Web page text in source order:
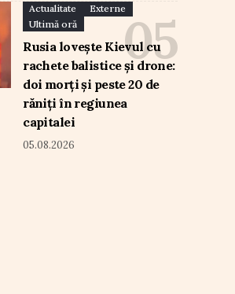
Actualitate
Externe
Ultimă oră
Rusia lovește Kievul cu
rachete balistice și drone:
doi morți și peste 20 de
răniți în regiunea
capitalei
05.08.2026